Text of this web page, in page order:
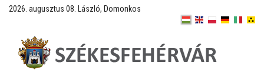
2026. augusztus 08. László, Domonkos